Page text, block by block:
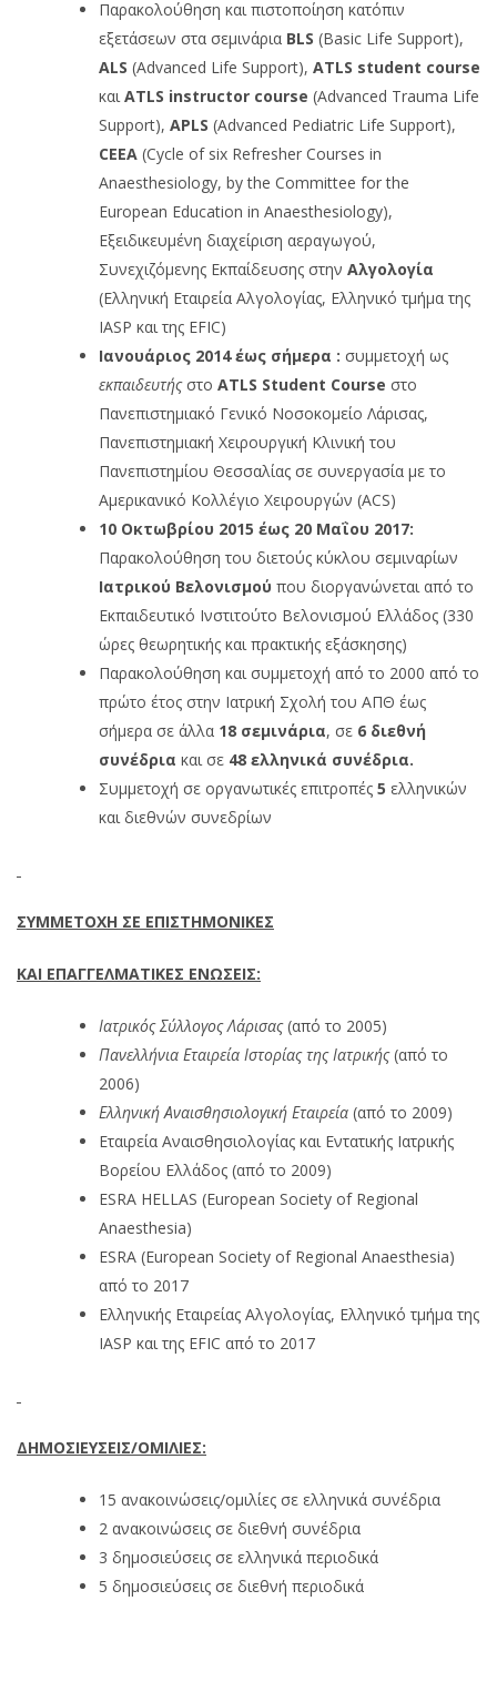
Παρακολούθηση και πιστοποίηση κατόπιν
εξετάσεων στα σεμινάρια BLS (Basic Life Support),
ALS (Advanced Life Support), ATLS student course
καιATLS instructor course (Advanced Trauma Life
Support), APLS (Advanced Pediatric Life Support),
CEEA (Cycle of six Refresher Courses in
Anaesthesiology, by the Committee for the
European Education in Anaesthesiology),
Εξειδικευμένη διαχείριση αεραγωγού,
Συνεχιζόμενης Εκπαίδευσης στην Αλγολογία
(Ελληνική Εταιρεία Αλγολογίας, Ελληνικό τμήμα της
IASP και της EFIC)
Ιανουάριος 2014 έως σήμερα : συμμετοχή ως
εκπαιδευτήςστο ATLS Student Course στο
Πανεπιστημιακό Γενικό Νοσοκομείο Λάρισας,
Πανεπιστημιακή Χειρουργική Κλινική του
Πανεπιστημίου Θεσσαλίας σε συνεργασία με το
Αμερικανικό Κολλέγιο Χειρουργών (ACS)
10 Οκτωβρίου 2015 έως 20 Μαΐου 2017:
Παρακολούθηση του διετούς κύκλου σεμιναρίων
Ιατρικού Βελονισμού που διοργανώνεται από το
Εκπαιδευτικό Ινστιτούτο Βελονισμού Ελλάδος (330
ώρες θεωρητικής και πρακτικής εξάσκησης)
Παρακολούθηση και συμμετοχή από το 2000 από το
πρώτο έτος στην Ιατρική Σχολή του ΑΠΘ έως
σήμερα σε άλλα 18 σεμινάρια, σε 6 διεθνή
συνέδρια και σε 48 ελληνικά συνέδρια.
Συμμετοχή σε οργανωτικές επιτροπές 5 ελληνικών
και διεθνών συνεδρίων
ΣΥΜΜΕΤΟΧΗ ΣΕ ΕΠΙΣΤΗΜΟΝΙΚΕΣ
ΚΑΙ ΕΠΑΓΓΕΛΜΑΤΙΚΕΣ ΕΝΩΣΕΙΣ:
Ιατρικός Σύλλογος Λάρισας(από το 2005)
Πανελλήνια Εταιρεία Ιστορίας της Ιατρικής(από το
2006)
Ελληνική Αναισθησιολογική Εταιρεία (από το 2009)
Εταιρεία Αναισθησιολογίας και Εντατικής Ιατρικής
Βορείου Ελλάδος (από το 2009)
ESRA HELLAS (European Society of Regional
Anaesthesia)
ESRA (European Society of Regional Anaesthesia)
από το 2017
Ελληνικής Εταιρείας Αλγολογίας, Ελληνικό τμήμα της
IASP και της EFIC από το 2017
ΔΗΜΟΣΙΕΥΣΕΙΣ/ΟΜΙΛΙΕΣ:
15 ανακοινώσεις/ομιλίες σε ελληνικά συνέδρια
2 ανακοινώσεις σε διεθνή συνέδρια
3 δημοσιεύσεις σε ελληνικά περιοδικά
5 δημοσιεύσεις σε διεθνή περιοδικά